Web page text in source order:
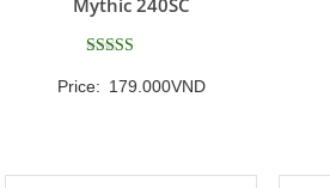
Mythic 240SC
hạng
Price: 179.000VND